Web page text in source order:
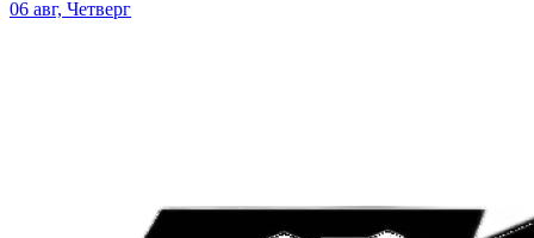
06 авг, Четверг